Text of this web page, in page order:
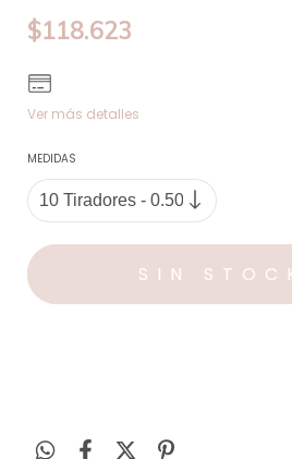
$118.623
Ver más detalles
MEDIDAS